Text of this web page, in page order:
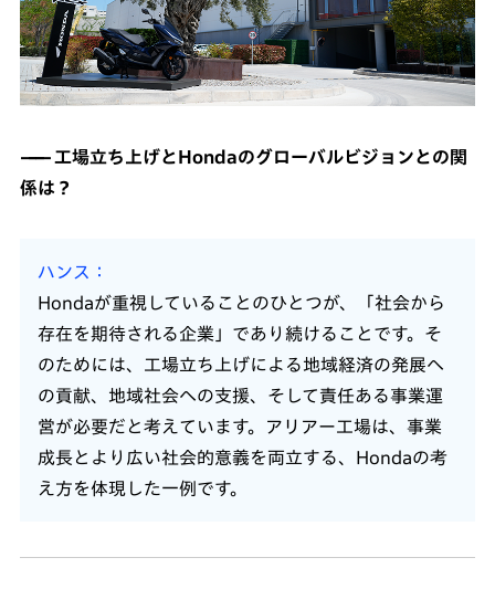
工場立ち上げとHondaのグローバルビジョンとの関
係は？
ハンス
Hondaが重視していることのひとつが、「社会から
存在を期待される企業」であり続けることです。そ
のためには、工場立ち上げによる地域経済の発展へ
の貢献、地域社会への支援、そして責任ある事業運
営が必要だと考えています。アリアー工場は、事業
成長とより広い社会的意義を両立する、Hondaの考
え方を体現した一例です。